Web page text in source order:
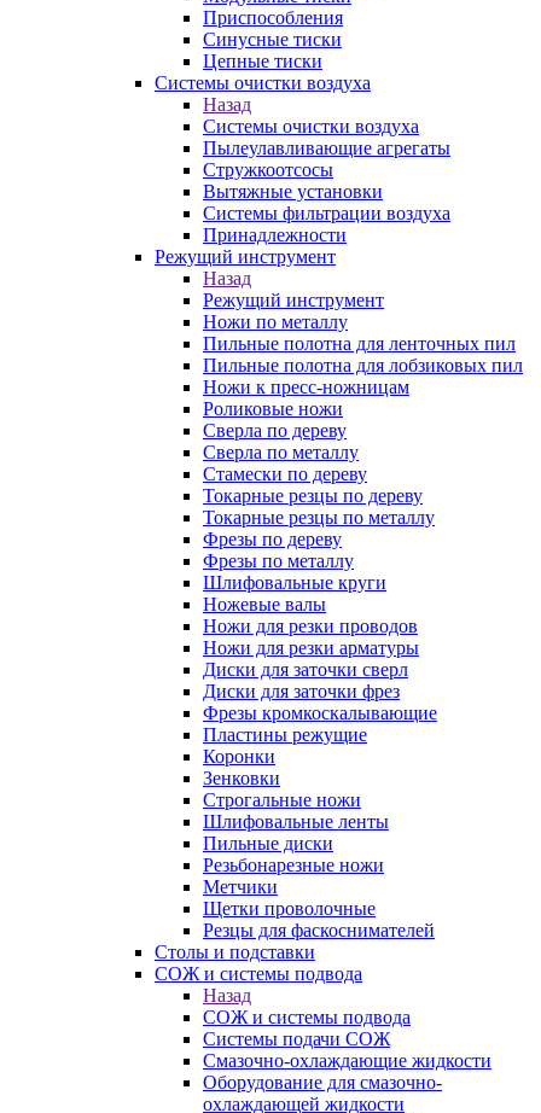
Приспособления
Синусные тиски
Цепные тиски
Системы очистки воздуха
Назад
Системы очистки воздуха
Пылеулавливающие агрегаты
Стружкоотсосы
Вытяжные установки
Системы фильтрации воздуха
Принадлежности
Режущий инструмент
Назад
Режущий инструмент
Ножи по металлу
Пильные полотна для ленточных пил
Пильные полотна для лобзиковых пил
Ножи к пресс-ножницам
Роликовые ножи
Сверла по дереву
Сверла по металлу
Стамески по дереву
Токарные резцы по дереву
Токарные резцы по металлу
Фрезы по дереву
Фрезы по металлу
Шлифовальные круги
Ножевые валы
Ножи для резки проводов
Ножи для резки арматуры
Диски для заточки сверл
Диски для заточки фрез
Фрезы кромкоскалывающие
Пластины режущие
Коронки
Зенковки
Строгальные ножи
Шлифовальные ленты
Пильные диски
Резьбонарезные ножи
Метчики
Щетки проволочные
Резцы для фаскоснимателей
Столы и подставки
СОЖ и системы подвода
Назад
СОЖ и системы подвода
Системы подачи СОЖ
Смазочно-охлаждающие жидкости
Оборудование для смазочно-
охлаждающей жидкости